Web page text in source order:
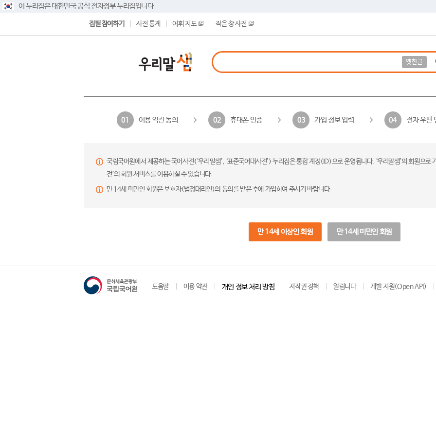
이 누리집은 대한민국 공식 전자정부 누리집입니다.
집필 참여하기 사전 통계 어휘 지도 작은 창 사전
옛한글
01 이용 약관 동의 02 휴대폰 인증 03 가입 정보 입력 04 전자 우편
국립국어원에서 제공하는 국어사전(‘우리말샘’, ‘표준국어대사전’) 누리집은 통합 계정(ID)으로 운영됩니다. ‘우리말샘’의 회원으
전’의 회원 서비스를 이용하실 수 있습니다.
만 14세 미만인 회원은 보호자(법정대리인)의 동의를 받은 후에 가입하여 주시기 바랍니다.
만 14세 이상인 회원 만 14세 미만인 회원
도움말 이용 약관 개인 정보 처리 방침 저작권 정책 알립니다 개발 지원(Open API)